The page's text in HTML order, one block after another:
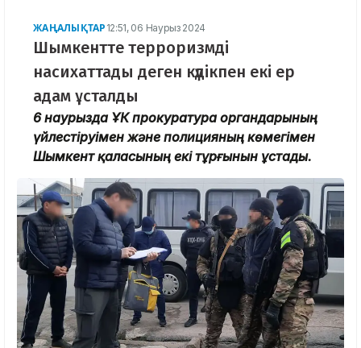
ЖАҢАЛЫҚТАР 12:51, 06 Наурыз 2024
Шымкентте терроризмді
насихаттады деген күдікпен екі ер
адам ұсталды
6 наурызда ҰҚК прокуратура органдарының
үйлестіруімен және полицияның көмегімен
Шымкент қаласының екі тұрғынын ұстады.